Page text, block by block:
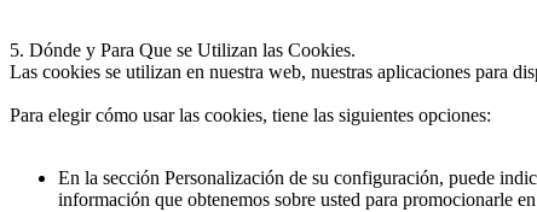
5. Dónde y Para Que se Utilizan las Cookies.
Las cookies se utilizan en nuestra web, nuestras aplicaciones para
Para elegir cómo usar las cookies, tiene las siguientes opciones:
En la sección Personalización de su configuración, puede
información que obtenemos sobre usted para promocionarle